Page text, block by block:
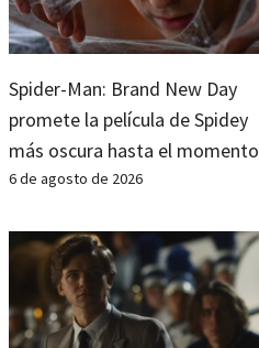
Spider-Man: Brand New Day
promete la película de Spidey
más oscura hasta el momento
6 de agosto de 2026